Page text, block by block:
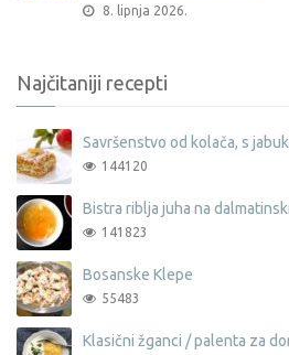
8. lipnja 2026.
Najčitaniji recepti
Savršenstvo od kolača, s
144120
Bistra riblja juha na
141823
Bosanske Klepe
55483
Klasični žganci / palenta za